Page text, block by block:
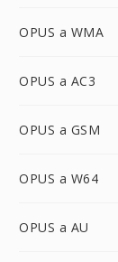
OPUS a WMA
OPUS a AC3
OPUS a GSM
OPUS a W64
OPUS a AU